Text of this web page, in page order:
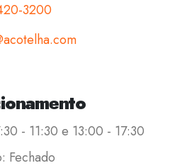
3200
- 11:30 e 13:00 - 17:30
Fechado